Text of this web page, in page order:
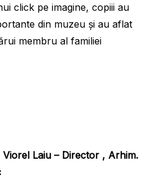
click pe imagine, copiii au
din muzeu și au aflat
membru al familiei
Laiu – Director , Arhim.